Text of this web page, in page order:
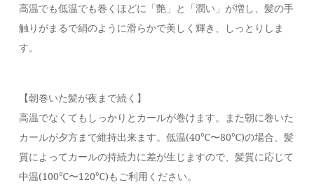
高温でも低温でも巻くほどに「艶」と「潤い」が増し、髪の手
触りがまるで絹のように滑らかで美しく輝き、しっとりしま
す。
【朝巻いた髪が夜まで続く】
高温でなくてもしっかりとカールが巻けます。また朝に巻いた
カールが夕方まで維持出来ます。低温(40℃〜80℃)の場合、髪
質によってカールの持続力に差が生じますので、髪質に応じて
中温(100℃〜120℃)もご利用ください。